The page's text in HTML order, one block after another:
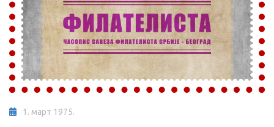
1. март 1975.